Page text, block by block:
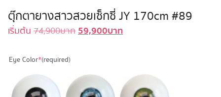
ตุ๊กตายางสาวสวยเซ็กซี่ JY 170cm #89
เริ่มต้น 74,900บาทOriginal
74,900 บาท.
59,900บาทCurrent
59,900 บาท.
Eye Color*(required)